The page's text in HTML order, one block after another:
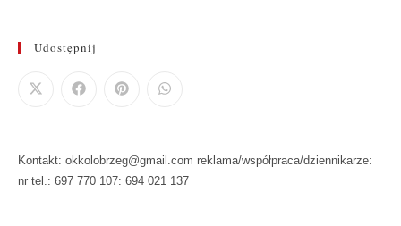
Udostępnij
Kontakt: okkolobrzeg@gmail.com reklama/współpraca/dziennikarze:
nr tel.: 697 770 107: 694 021 137